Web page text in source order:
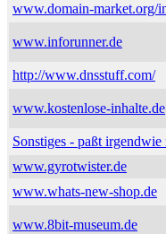
www.domain-market.org/
www.inforunner.de
http://www.dnsstuff.com/
www.kostenlose-inhalte.de
Sonstiges - paßt
www.gyrotwister.de
www.whats-new-shop.de
www.8bit-museum.de